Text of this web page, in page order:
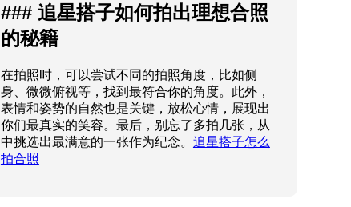
### 追星搭子如何拍出理想合照
的秘籍
在拍照时，可以尝试不同的拍照角度，比如侧
身、微微俯视等，找到最符合你的角度。此外，
表情和姿势的自然也是关键，放松心情，展现出
你们最真实的笑容。最后，别忘了多拍几张，从
中挑选出最满意的一张作为纪念。 追星搭子怎么
拍合照